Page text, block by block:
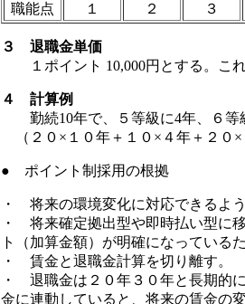
職能点
１ ２ ３
３ 退職金単価
１ポイント 10,000円とする。こ
４ 計算例
勤続10年で、５等級に4年、６等
（２０×１０年＋１０×４年＋２０
● ポイント制採用の根拠
・ 将来の環境変化に対応できるよ
・ 将来確定拠出型や即時払い型に
ト（加算金額）が明確になっている
・ 賃金と退職金計算を切り離す。
・ 退職金は２０年３０年と長期的
金に連動していると、将来の賃金の